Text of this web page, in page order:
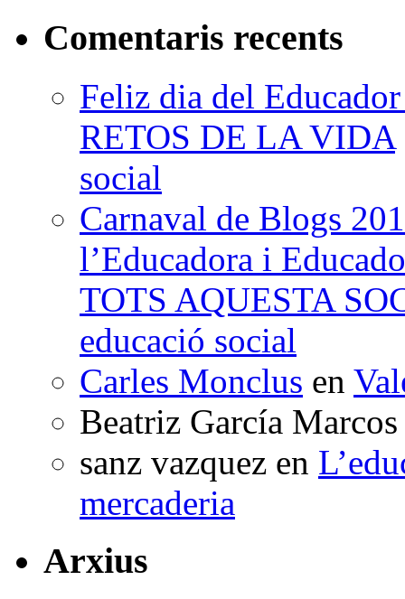
Comentaris recents
Feliz dia del
RETOS DE LA VIDA
social
Carnaval de Blogs
l’Educadora i
TOTS AQUESTA
educació social
Carles Monclus en
Beatriz García Marcos
sanz vazquez en
mercaderia
Arxius